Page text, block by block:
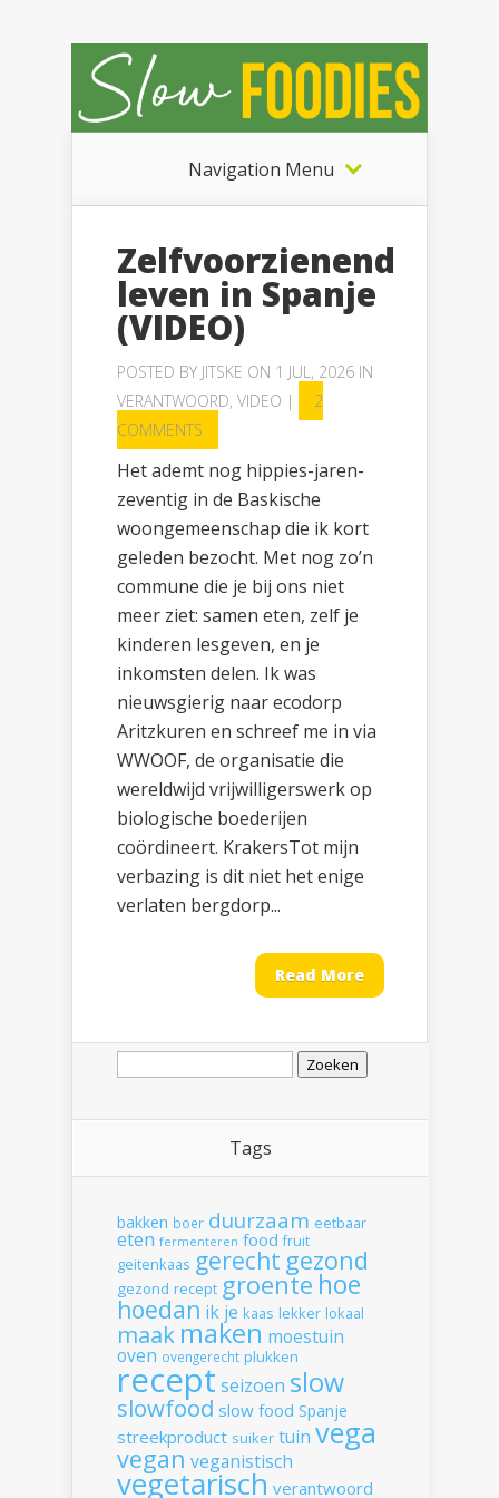
Navigation Menu
Zelfvoorzienend
leven in Spanje
(VIDEO)
POSTED BY JITSKE ON 1 JUL, 2026 IN
VERANTWOORD, VIDEO |
2
COMMENTS
Het ademt nog hippies-jaren-
zeventig in de Baskische
woongemeenschap die ik kort
geleden bezocht. Met nog zo’n
commune die je bij ons niet
meer ziet: samen eten, zelf je
kinderen lesgeven, en je
inkomsten delen. Ik was
nieuwsgierig naar ecodorp
Aritzkuren en schreef me in via
WWOOF, de organisatie die
wereldwijd vrijwilligerswerk op
biologische boederijen
coördineert. KrakersTot mijn
verbazing is dit niet het enige
verlaten bergdorp...
Read More
Zoeken
Tags
bakken boer duurzaam eetbaar
eten fermenteren food fruit
geitenkaas gerecht gezond
gezond recept groente hoe
hoedan ik je kaas lekker lokaal
maak maken moestuin
oven ovengerecht plukken
recept seizoen slow
slowfood slow food Spanje
streekproduct suiker tuin vega
vegan veganistisch
vegetarisch verantwoord